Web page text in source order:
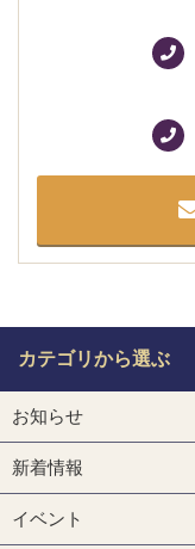
カテゴリから選ぶ
お知らせ
新着情報
イベント